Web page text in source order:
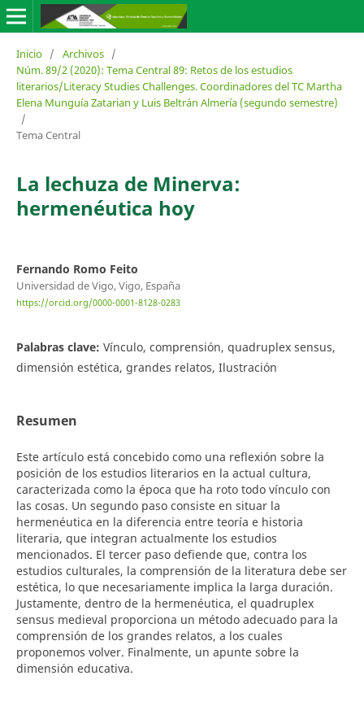
Inicio / Archivos /
Núm. 89/2 (2020): Tema Central 89: Retos de los estudios
literarios/Literacy Studies Challenges. Coordinadores del TC Martha
Elena Munguía Zatarian y Luis Beltrán Almería (segundo semestre)
/
Tema Central
La lechuza de Minerva:
hermenéutica hoy
Fernando Romo Feito
Universidad de Vigo, Vigo, España
https://orcid.org/0000-0001-8128-0283
Palabras clave: Vínculo, comprensión, quadruplex sensus,
dimensión estética, grandes relatos, Ilustración
Resumen
Este artículo está concebido como una reflexión sobre la
posición de los estudios literarios en la actual cultura,
caracterizada como la época que ha roto todo vínculo con
las cosas. Un segundo paso consiste en situar la
hermenéutica en la diferencia entre teoría e historia
literaria, que integran actualmente los estudios
mencionados. El tercer paso defiende que, contra los
estudios culturales, la comprensión de la literatura debe ser
estética, lo que necesariamente implica la larga duración.
Justamente, dentro de la hermenéutica, el quadruplex
sensus medieval proporciona un método adecuado para la
comprensión de los grandes relatos, a los cuales
proponemos volver. Finalmente, un apunte sobre la
dimensión educativa.